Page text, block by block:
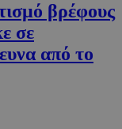
βρέφους
σε
από το